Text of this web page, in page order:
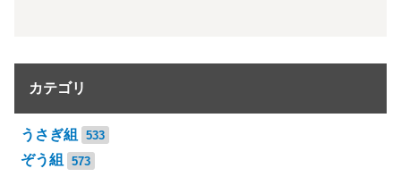
カテゴリ
うさぎ組 533
ぞう組 573